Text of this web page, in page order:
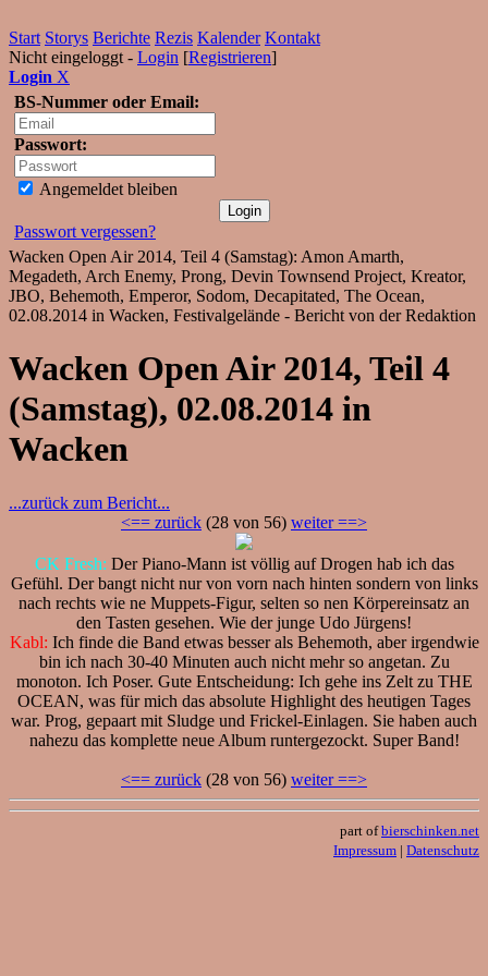
Start Storys Berichte Rezis Kalender Kontakt
Nicht eingeloggt - Login [Registrieren]
Login X
BS-Nummer oder Email:
Passwort:
Angemeldet bleiben
Passwort vergessen?
Wacken Open Air 2014, Teil 4 (Samstag): Amon Amarth,
Megadeth, Arch Enemy, Prong, Devin Townsend Project, Kreator,
JBO, Behemoth, Emperor, Sodom, Decapitated, The Ocean,
02.08.2014 in Wacken, Festivalgelände - Bericht von der Redaktion
Wacken Open Air 2014, Teil 4
(Samstag), 02.08.2014 in
Wacken
...zurück zum Bericht...
<== zurück (28 von 56) weiter ==>
CK Fresh: Der Piano-Mann ist völlig auf Drogen hab ich das
Gefühl. Der bangt nicht nur von vorn nach hinten sondern von links
nach rechts wie ne Muppets-Figur, selten so nen Körpereinsatz an
den Tasten gesehen. Wie der junge Udo Jürgens!
Kabl: Ich finde die Band etwas besser als Behemoth, aber irgendwie
bin ich nach 30-40 Minuten auch nicht mehr so angetan. Zu
monoton. Ich Poser. Gute Entscheidung: Ich gehe ins Zelt zu THE
OCEAN, was für mich das absolute Highlight des heutigen Tages
war. Prog, gepaart mit Sludge und Frickel-Einlagen. Sie haben auch
nahezu das komplette neue Album runtergezockt. Super Band!
<== zurück (28 von 56) weiter ==>
part ofbierschinken.net
Impressum | Datenschutz